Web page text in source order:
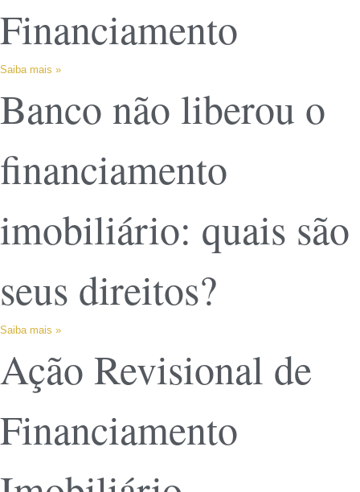
Financiamento
Saiba mais »
Banco não liberou o
financiamento
imobiliário: quais são
seus direitos?
Saiba mais »
Ação Revisional de
Financiamento